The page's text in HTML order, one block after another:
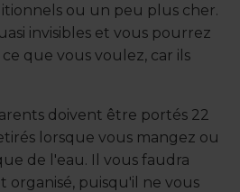
ou un peu plus cher.
invisibles et vous pourrez
que vous voulez, car ils
doivent être portés 22
lorsque vous mangez ou
de l'eau. Il vous faudra
organisé, puisqu'il ne vous